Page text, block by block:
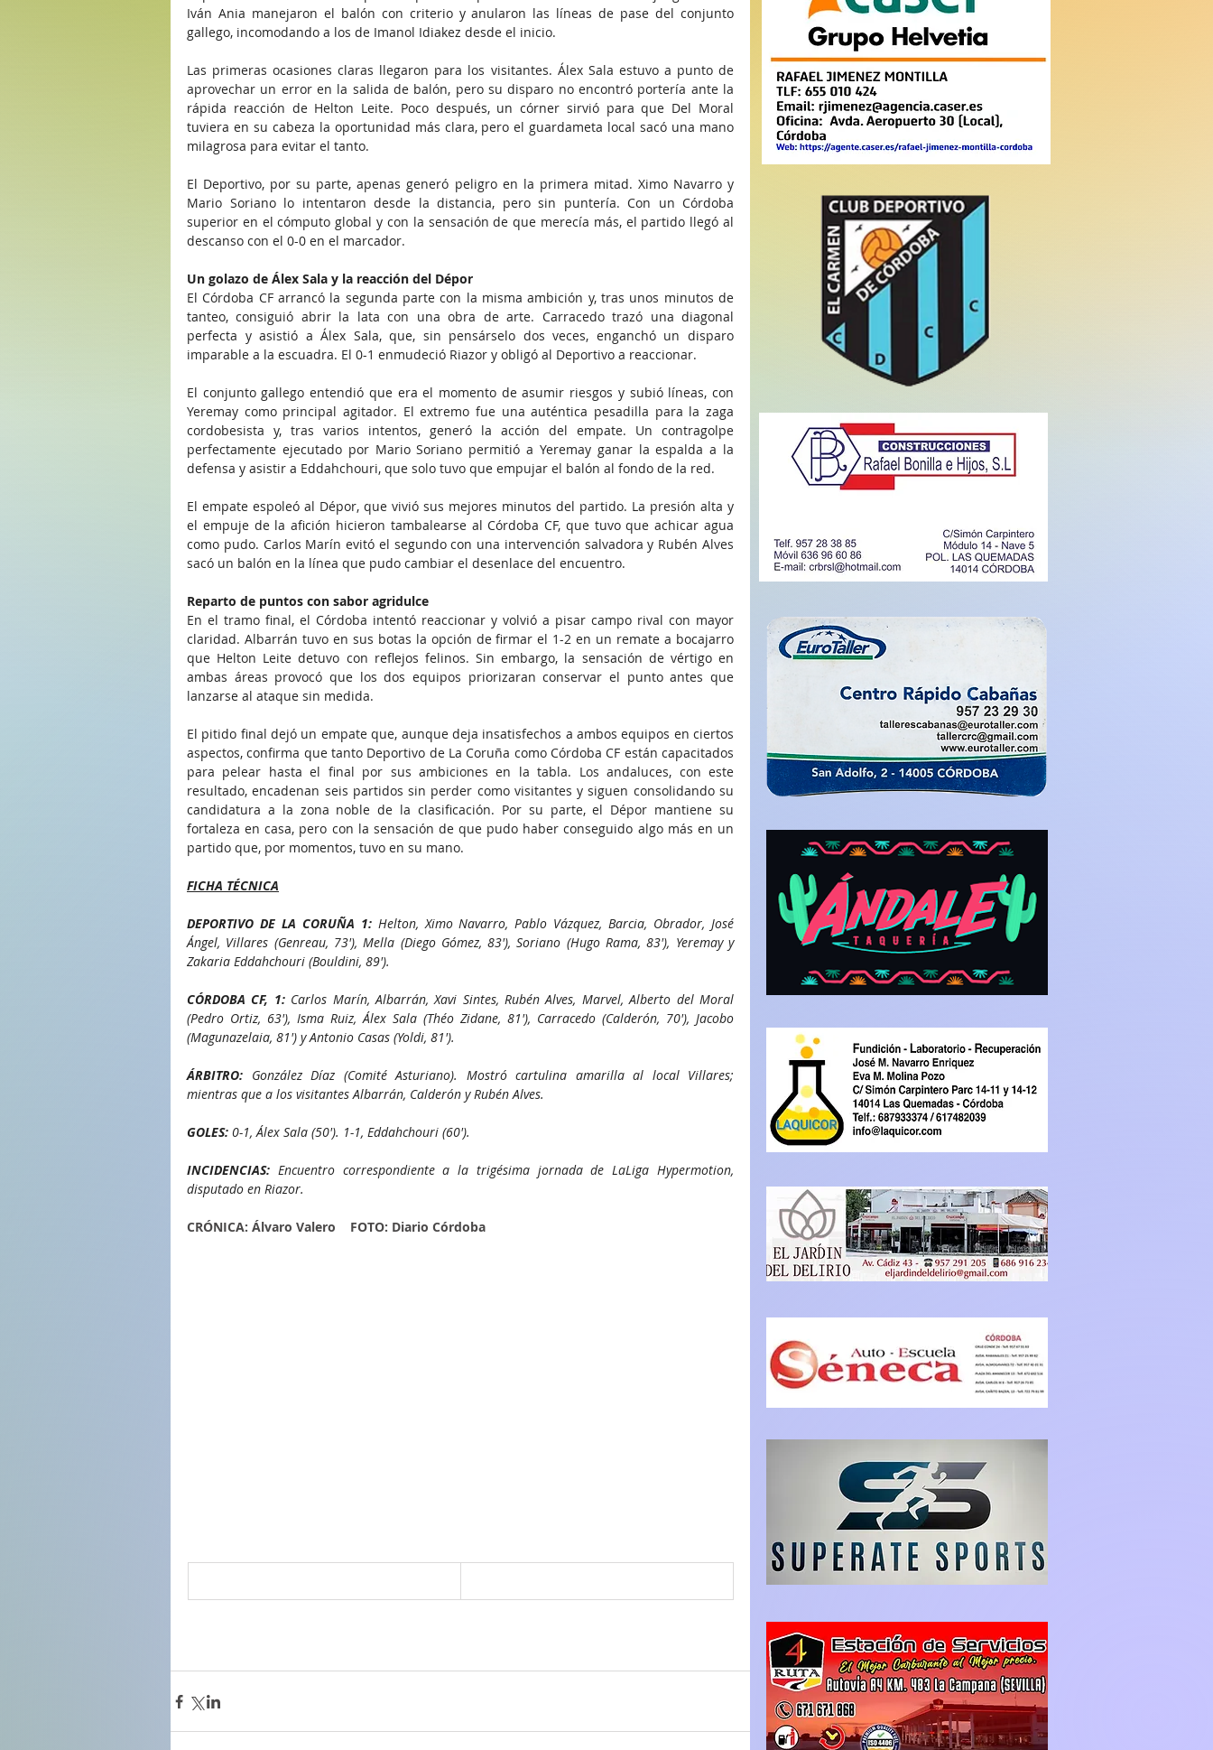
Iván Ania manejaron el balón con criterio y anularon las líneas de pase del conjunto
gallego, incomodando a los de Imanol Idiakez desde el inicio.
Las primeras ocasiones claras llegaron para los visitantes. Álex Sala estuvo a punto de
aprovechar un error en la salida de balón, pero su disparo no encontró portería ante la
rápida reacción de Helton Leite. Poco después, un córner sirvió para que Del Moral
tuviera en su cabeza la oportunidad más clara, pero el guardameta local sacó una mano
milagrosa para evitar el tanto.
El Deportivo, por su parte, apenas generó peligro en la primera mitad. Ximo Navarro y
Mario Soriano lo intentaron desde la distancia, pero sin puntería. Con un Córdoba
superior en el cómputo global y con la sensación de que merecía más, el partido llegó al
descanso con el 0-0 en el marcador.
Un golazo de Álex Sala y la reacción del Dépor
El Córdoba CF arrancó la segunda parte con la misma ambición y, tras unos minutos de
tanteo, consiguió abrir la lata con una obra de arte. Carracedo trazó una diagonal
perfecta y asistió a Álex Sala, que, sin pensárselo dos veces, enganchó un disparo
imparable a la escuadra. El 0-1 enmudeció Riazor y obligó al Deportivo a reaccionar.
El conjunto gallego entendió que era el momento de asumir riesgos y subió líneas, con
Yeremay como principal agitador. El extremo fue una auténtica pesadilla para la zaga
cordobesista y, tras varios intentos, generó la acción del empate. Un contragolpe
perfectamente ejecutado por Mario Soriano permitió a Yeremay ganar la espalda a la
defensa y asistir a Eddahchouri, que solo tuvo que empujar el balón al fondo de la red.
El empate espoleó al Dépor, que vivió sus mejores minutos del partido. La presión alta y
el empuje de la afición hicieron tambalearse al Córdoba CF, que tuvo que achicar agua
como pudo. Carlos Marín evitó el segundo con una intervención salvadora y Rubén Alves
sacó un balón en la línea que pudo cambiar el desenlace del encuentro.
Reparto de puntos con sabor agridulce
En el tramo final, el Córdoba intentó reaccionar y volvió a pisar campo rival con mayor
claridad. Albarrán tuvo en sus botas la opción de firmar el 1-2 en un remate a bocajarro
que Helton Leite detuvo con reflejos felinos. Sin embargo, la sensación de vértigo en
ambas áreas provocó que los dos equipos priorizaran conservar el punto antes que
lanzarse al ataque sin medida.
El pitido final dejó un empate que, aunque deja insatisfechos a ambos equipos en ciertos
aspectos, confirma que tanto Deportivo de La Coruña como Córdoba CF están capacitados
para pelear hasta el final por sus ambiciones en la tabla. Los andaluces, con este
resultado, encadenan seis partidos sin perder como visitantes y siguen consolidando su
candidatura a la zona noble de la clasificación. Por su parte, el Dépor mantiene su
fortaleza en casa, pero con la sensación de que pudo haber conseguido algo más en un
partido que, por momentos, tuvo en su mano.
FICHA TÉCNICA
DEPORTIVO DE LA CORUÑA 1: Helton, Ximo Navarro, Pablo Vázquez, Barcia, Obrador, José
Ángel, Villares (Genreau, 73'), Mella (Diego Gómez, 83'), Soriano (Hugo Rama, 83'), Yeremay y
Zakaria Eddahchouri (Bouldini, 89').
CÓRDOBA CF, 1: Carlos Marín, Albarrán, Xavi Sintes, Rubén Alves, Marvel, Alberto del Moral
(Pedro Ortiz, 63'), Isma Ruiz, Álex Sala (Théo Zidane, 81'), Carracedo (Calderón, 70'), Jacobo
(Magunazelaia, 81') y Antonio Casas (Yoldi, 81').
ÁRBITRO: González Díaz (Comité Asturiano). Mostró cartulina amarilla al local Villares;
mientras que a los visitantes Albarrán, Calderón y Rubén Alves.
GOLES: 0-1, Álex Sala (50'). 1-1, Eddahchouri (60').
INCIDENCIAS: Encuentro correspondiente a la trigésima jornada de LaLiga Hypermotion,
disputado en Riazor.
CRÓNICA: Álvaro Valero    FOTO: Diario Córdoba